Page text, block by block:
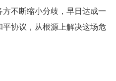
不断缩小分歧，早日达成一
协议，从根源上解决这场危